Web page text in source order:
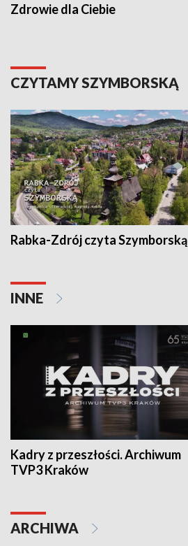
Zdrowie dla Ciebie
CZYTAMY SZYMBORSKĄ
Rabka-Zdrój czyta Szymborską
INNE
Kadry z przeszłości. Archiwum
TVP3 Kraków
ARCHIWA